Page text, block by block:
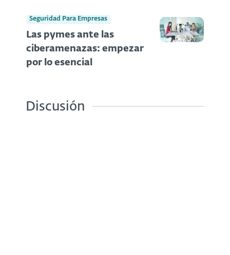
Seguridad Para Empresas
Las pymes ante las
ciberamenazas: empezar
por lo esencial
Discusión